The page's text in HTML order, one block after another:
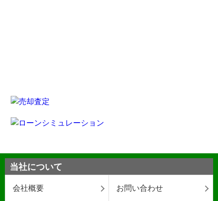
当社について
会社概要 お問い合わせ